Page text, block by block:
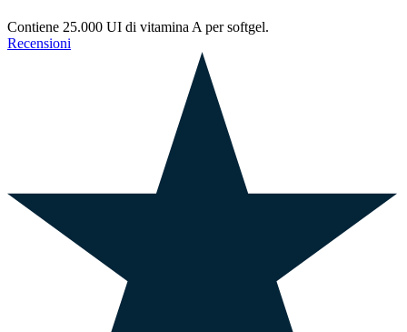
Contiene 25.000 UI di vitamina A per softgel.
Recensioni